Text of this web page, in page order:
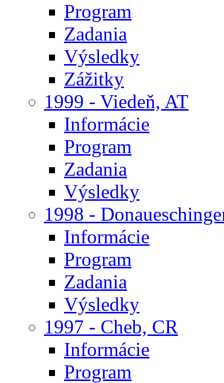
Program
Zadania
Výsledky
Zážitky
1999 - Viedeň, AT
Informácie
Program
Zadania
Výsledky
1998 -
Informácie
Program
Zadania
Výsledky
1997 - Cheb, CR
Informácie
Program